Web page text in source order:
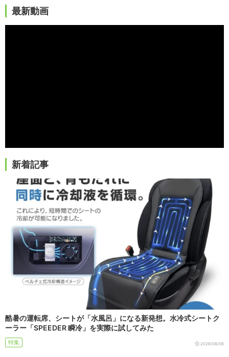
最新動画
新着記事
酷暑の運転席、シートが「水風呂」になる新発想。水冷式シートク
ーラー「SPEEDER 瞬冷」を実際に試してみた
特集 2026/08/06